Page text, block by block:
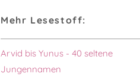
Mehr Lesestoff:
Arvid bis Yunus - 40 seltene
Jungennamen